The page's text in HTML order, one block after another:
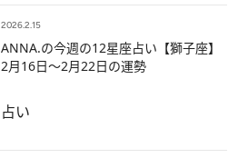
2026.2.15
ANNA.の今週の12星座占い【獅子座】
2月16日～2月22日の運勢
占い